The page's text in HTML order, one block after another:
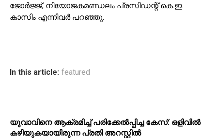
ജോര്‍ജ്ജ്, നിയോജകമണ്ഡലം പ്രസിഡന്റ് കെ.ഇ.
കാസിം എന്നിവര്‍ പറഞ്ഞു.
In this article: featured
യുവാവിനെ ആക്രമിച്ച് പരിക്കേല്‍പ്പിച്ച കേസ്: ഒളിവില്‍
കഴിയുകയായിരുന്ന പ്രതി അറസ്റ്റില്‍